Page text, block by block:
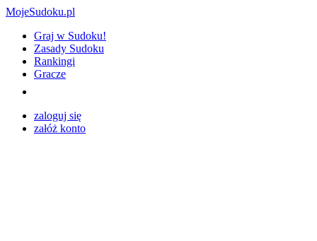
MojeSudoku.pl
Graj w Sudoku!
Zasady Sudoku
Rankingi
Gracze
zaloguj się
załóż konto